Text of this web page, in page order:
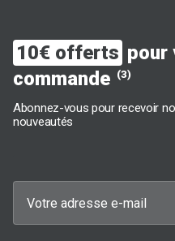
10€ offerts pour
commande (3)
Abonnez-vous pour recevoir
nouveautés